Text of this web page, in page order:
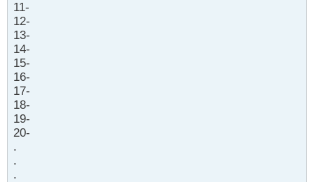
11-
12-
13-
14-
15-
16-
17-
18-
19-
20-
.
.
.